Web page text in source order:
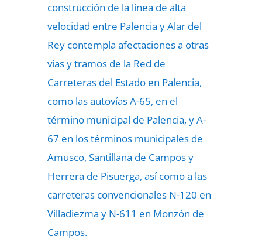
construcción de la línea de alta
velocidad entre Palencia y Alar del
Rey contempla afectaciones a otras
víasy tramos de la Red de
Carreteras del Estado en Palencia,
como las autovías A-65, en el
término municipal de Palencia, y A-
67 en los términos municipales de
Amusco, Santillana de Campos y
Herrera de Pisuerga, así como a las
carreteras convencionales N-120 en
Villadiezma y N-611 en Monzón de
Campos.